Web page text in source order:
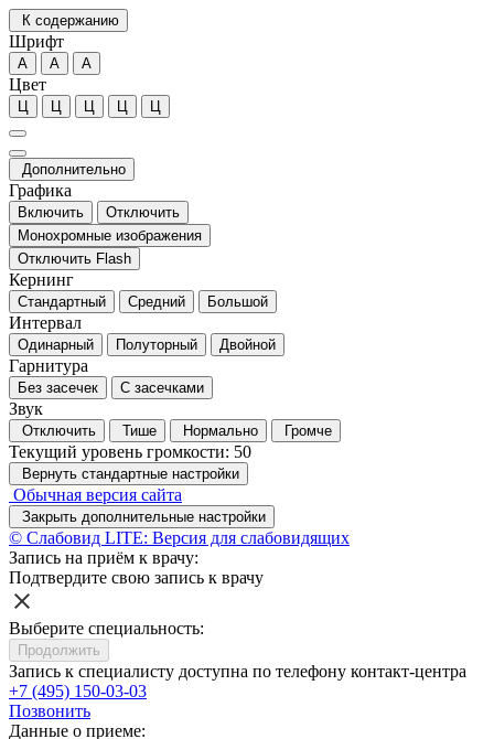
К содержанию
Шрифт
А А А
Цвет
Ц Ц Ц Ц Ц
Дополнительно
Графика
Включить
Отключить
Монохромные изображения
Отключить Flash
Кернинг
Стандартный Средний Большой
Интервал
Одинарный Полуторный Двойной
Гарнитура
Без засечек С засечками
Звук
Отключить Тише Нормально Громче
Текущий уровень громкости: 50
Вернуть стандартные настройки
Обычная версия сайта
Закрыть дополнительные настройки
© Слабовид LITE: Версия для слабовидящих
Запись на приём к врачу:
Подтвердите свою запись к врачу
Выберите специальность:
Продолжить
Запись к специалисту доступна по телефону контакт-центра
+7 (495) 150-03-03
Позвонить
Данные о приеме: